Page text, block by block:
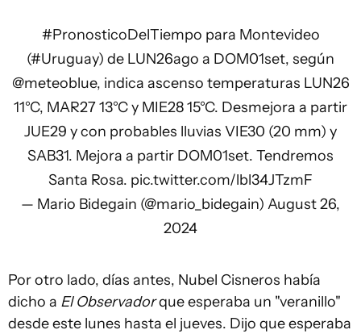
#PronosticoDelTiempo para Montevideo
(#Uruguay) de LUN26ago a DOM01set, según
@meteoblue, indica ascenso temperaturas LUN26
11°C, MAR27 13°C y MIE28 15°C. Desmejora a partir
JUE29 y con probables lluvias VIE30 (20 mm) y
SAB31. Mejora a partir DOM01set. Tendremos
Santa Rosa. pic.twitter.com/lbl34JTzmF
— Mario Bidegain (@mario_bidegain) August 26,
2024
Por otro lado, días antes, Nubel Cisneros había
dicho a El Observadorque esperaba un "veranillo"
desde este lunes hasta el jueves. Dijo que esperaba